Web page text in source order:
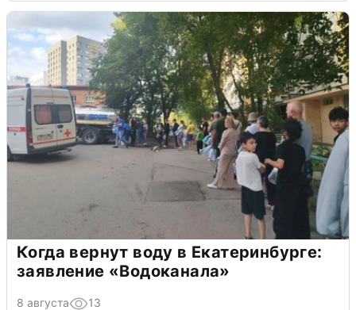
Когда вернут воду в Екатеринбурге:
заявление «Водоканала»
8 августа 13